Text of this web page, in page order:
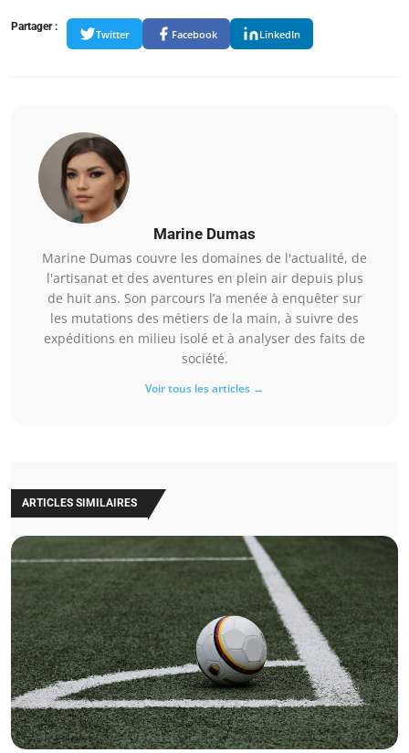
Partager :
Twitter Facebook LinkedIn
Marine Dumas
Marine Dumas couvre les domaines de l'actualité, de
l'artisanat et des aventures en plein air depuis plus
de huit ans. Son parcours l’a menée à enquêter sur
les mutations des métiers de la main, à suivre des
expéditions en milieu isolé et à analyser des faits de
société.
Voir tous les articles →
ARTICLES SIMILAIRES